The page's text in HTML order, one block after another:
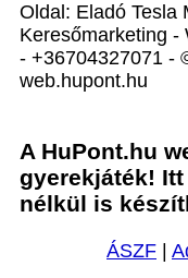
Oldal: Eladó Tesla
Keresőmarketing -
- +36704327071 -
web.hupont.hu
A HuPont.hu
gyerekjáték!
nélkül is
ÁSZF